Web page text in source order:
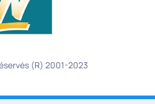
(R) 2001-2023